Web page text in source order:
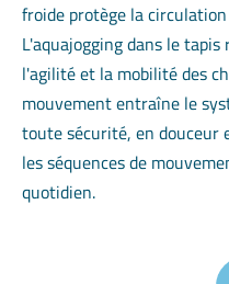
froide protège la
L'aquajogging dans le
l'agilité et la mobilité des
mouvement entraîne le
toute sécurité, en douceur
les séquences de
quotidien.